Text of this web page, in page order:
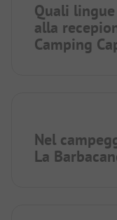
Quali
alla
Camping
Nel
La